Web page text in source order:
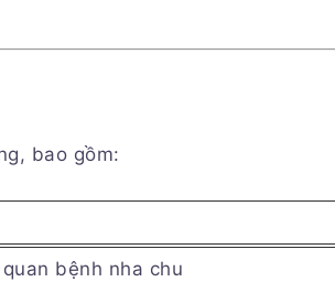
bao gồm:
bệnh nha chu